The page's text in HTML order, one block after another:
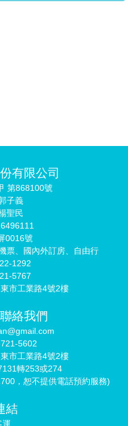
有限公司
第868100號
子義
聖民
0016號
票、國內外訂房、自由行
1292
5767
市工業路4號2樓
絡我們
5602
市工業路4號2樓
轉253或274
，恕不提供電話預約服務)
結
運